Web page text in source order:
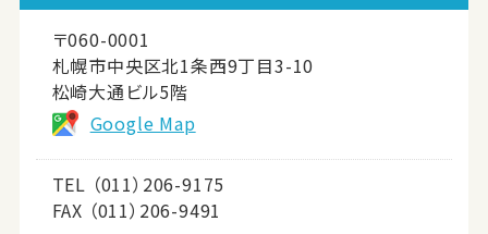
〒060-0001
札幌市中央区北1条西9丁目3-10
松崎大通ビル5階
Google Map
TEL （011）206-9175
FAX （011）206-9491